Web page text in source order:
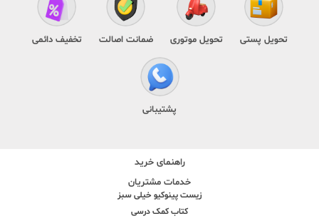
تحویل پستی تحویل موتوری ضمانت اصالت تخفیف دائمی
پشتیبانی
راهنمای خرید
خدمات مشتریان
زیست پینوکیو خیلی سبز
کتاب کمک درسی